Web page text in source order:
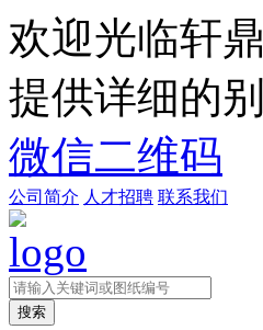
欢迎光临轩
提供详细的
微信二维码
公司简介 人才招聘 联系我们